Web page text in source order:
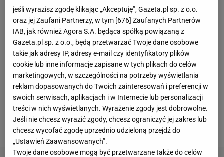
Formuły 1iLe Mans24h. Ten pierwszy sukces
krakowianin osiągnął podczas Grand Prix Kanady w
2008 roku. Do tej pory jest to jedynepolskie
zwycięstwo w wyścigu Formuły 1. Drugie
osiągnięcie Kubica mógł zdobyć w 2021 roku, tyle że
w niższej klasie LMP2. Wówczas jednak na ostatnim
okrążeniu tego morderczego dla pojazdów wyścigu,
który trwa 24 godziny, samochód zespołu Polaka
uległ awarii, choć przewodził stawce.
jeśli wyrazisz zgodę klikając „Akceptuję”, Gazeta.pl sp. z o.o.
oraz jej Zaufani Partnerzy, w tym [676] Zaufanych Partnerów
IAB, jak również Agora S.A. będąca spółką powiązaną z
Gazeta.pl sp. z o.o., będą przetwarzać Twoje dane osobowe
takie jak adresy IP, adresy e-mail czy identyfikatory plików
cookie lub inne informacje zapisane w tych plikach do celów
marketingowych, w szczególności na potrzeby wyświetlania
reklam dopasowanych do Twoich zainteresowań i preferencji w
swoich serwisach, aplikacjach i w Internecie lub personalizacji
treści w nich wyświetlanych. Wyrażenie zgody jest dobrowolne.
Jeśli nie chcesz wyrazić zgody, chcesz ograniczyć jej zakres lub
chcesz wycofać zgodę uprzednio udzieloną przejdź do
„Ustawień Zaawansowanych”.
Twoje dane osobowe mogą być przetwarzane także do celów